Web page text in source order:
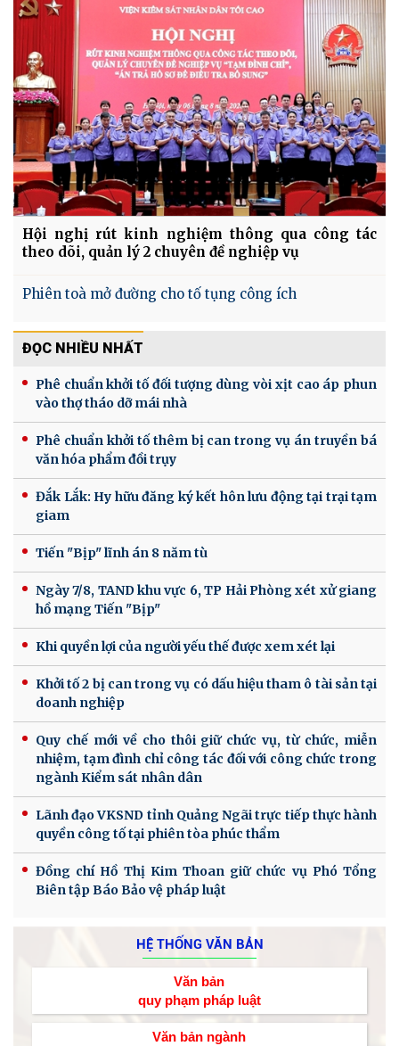
Hội nghị rút kinh nghiệm thông qua công tác
theo dõi, quản lý 2 chuyên đề nghiệp vụ
Phiên toà mở đường cho tố tụng công ích
ĐỌC NHIỀU NHẤT
Phê chuẩn khởi tố đối tượng dùng vòi xịt cao áp phun
vào thợ tháo dỡ mái nhà
Phê chuẩn khởi tố thêm bị can trong vụ án truyền bá
văn hóa phẩm đồi trụy
Đắk Lắk: Hy hữu đăng ký kết hôn lưu động tại trại tạm
giam
Tiến "Bịp" lĩnh án 8 năm tù
Ngày 7/8, TAND khu vực 6, TP Hải Phòng xét xử giang
hồ mạng Tiến "Bịp"
Khi quyền lợi của người yếu thế được xem xét lại
Khởi tố 2 bị can trong vụ có dấu hiệu tham ô tài sản tại
doanh nghiệp
Quy chế mới về cho thôi giữ chức vụ, từ chức, miễn
nhiệm, tạm đình chỉ công tác đối với công chức trong
ngành Kiểm sát nhân dân
Lãnh đạo VKSND tỉnh Quảng Ngãi trực tiếp thực hành
quyền công tố tại phiên tòa phúc thẩm
Đồng chí Hồ Thị Kim Thoan giữ chức vụ Phó Tổng
Biên tập Báo Bảo vệ pháp luật
HỆ THỐNG VĂN BẢN
Văn bản
quy phạm pháp luật
Văn bản ngành